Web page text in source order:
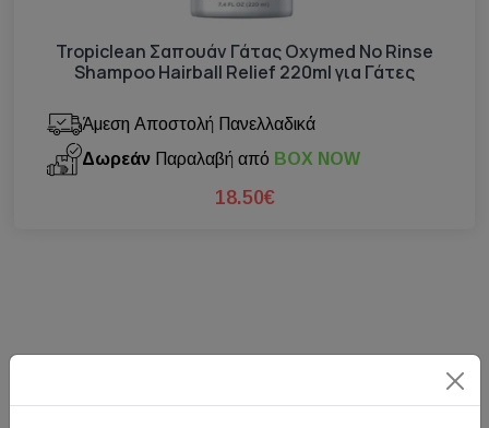
Tropiclean Σαπουάν Γάτας Oxymed No Rinse
Shampoo Hairball Relief 220ml για Γάτες
Άμεση Αποστολή Πανελλαδικά
Δωρεάν Παραλαβή από BOX NOW
18.50€